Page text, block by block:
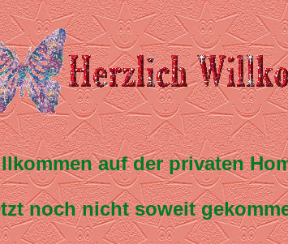
auf der privaten
noch nicht soweit